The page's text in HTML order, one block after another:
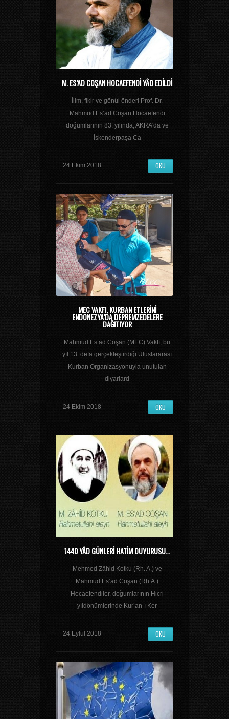
M. ES’AD COŞAN HOCAEFENDI YÂD EDILDI
İlim, fikir ve gönül önderi Prof. Dr.
Mahmud Es’ad Coşan Hocaefendi
doğumlarının 83. yılında, AKRA'da ve
İskenderpaşa Ca
24 Ekim 2018 OKU
MEC VAKFI, KURBAN ETLERINI
ENDONEZYA’DA DEPREMZEDELERE
DAĞITIYOR
Mahmud Es’ad Coşan (MEC) Vakfı, bu
yıl 13. defa gerçekleştirdiği Uluslararası
Kurban Organizasyonuyla unutulan
diyarlard
24 Ekim 2018 OKU
1440 YÂD GÜNLERİ HATİM DUYURUSU…
Mehmed Zâhid Kotku (Rh. A.) ve
Mahmud Es’ad Coşan (Rh.A.)
Hocaefendiler, doğumlarının Hicri
yıldönümlerinde Kur’an-ı Ker
24 Eylul 2018 OKU